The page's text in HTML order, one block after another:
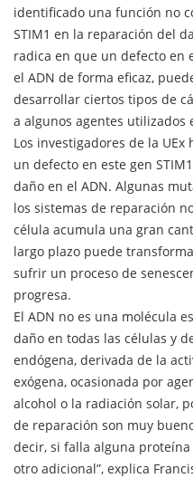
identificado una función no
STIM1 en la reparación del
radica en que un defecto en
el ADN de forma eficaz,
desarrollar ciertos tipos de
a algunos agentes utilizados
Los investigadores de la
un defecto en este gen
daño en el ADN. Algunas
los sistemas de reparación
célula acumula una gran
largo plazo puede
sufrir un proceso de
progresa.
El ADN no es una molécula
daño en todas las células y
endógena, derivada de la
exógena, ocasionada por
alcohol o la radiación solar,
de reparación son muy
decir, si falla alguna
otro adicional”, explica